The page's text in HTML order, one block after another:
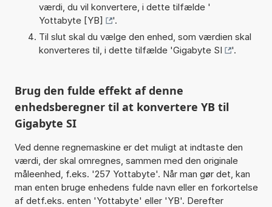
værdi, du vil konvertere, i dette tilfælde '
Yottabyte [YB]
'.
Til slut skal du vælge den enhed, som værdien skal
konverteres til, i dette tilfælde 'Gigabyte SI '.
Brug den fulde effekt af denne
enhedsberegner til at konvertere YB til
Gigabyte SI
Ved denne regnemaskine er det muligt at indtaste den
værdi, der skal omregnes, sammen med den originale
måleenhed, f.eks. '257 Yottabyte'. Når man gør det, kan
man enten bruge enhedens fulde navn eller en forkortelse
af detf.eks. enten 'Yottabyte' eller 'YB'. Derefter